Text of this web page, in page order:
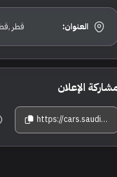
العنوان: قطر
الإعلان
https://cars.saudisale.com/listings/ZjBd13/2014-%D9%85%D8%B1%D8%B3%D9%8A%D8%AF%D8%B3--%D8%A8%D9%86%D8%B2-%D8%A5%D9%8A-200